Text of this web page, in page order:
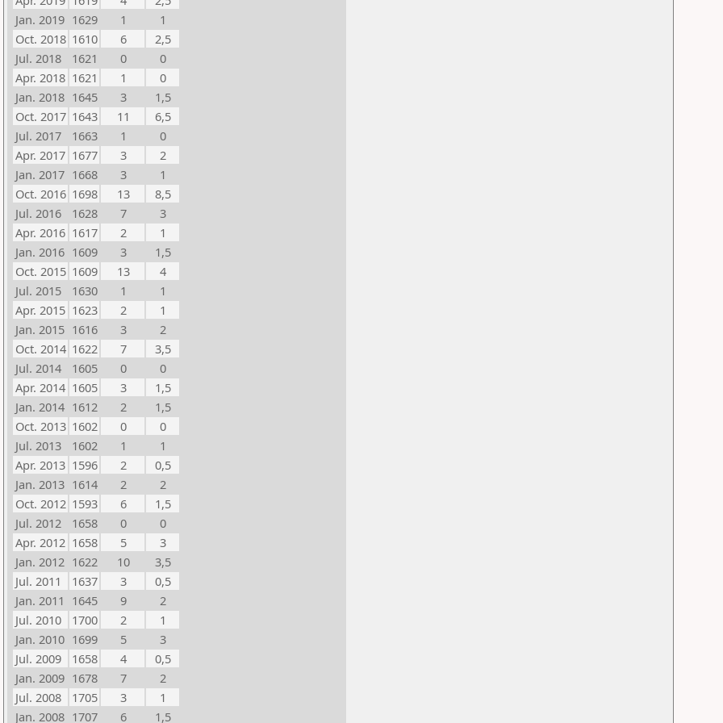
Jan. 2019 1629 1
1
Oct. 2018 1610 6
2,5
Jul. 2018
1621 0
0
Apr. 2018 1621 1
0
Jan. 2018 1645 3
1,5
Oct. 2017 1643 11
6,5
Jul. 2017
1663 1
0
Apr. 2017 1677 3
2
Jan. 2017 1668 3
1
Oct. 2016 1698 13
8,5
Jul. 2016
1628 7
3
Apr. 2016 1617 2
1
Jan. 2016 1609 3
1,5
Oct. 2015 1609 13
4
Jul. 2015
1630 1
1
Apr. 2015 1623 2
1
Jan. 2015 1616 3
2
Oct. 2014 1622 7
3,5
Jul. 2014
1605 0
0
Apr. 2014 1605 3
1,5
Jan. 2014 1612 2
1,5
Oct. 2013 1602 0
0
Jul. 2013
1602 1
1
Apr. 2013 1596 2
0,5
Jan. 2013 1614 2
2
Oct. 2012 1593 6
1,5
Jul. 2012
1658 0
0
Apr. 2012 1658 5
3
Jan. 2012 1622 10
3,5
Jul. 2011
1637 3
0,5
Jan. 2011 1645 9
2
Jul. 2010
1700 2
1
Jan. 2010 1699 5
3
Jul. 2009
1658 4
0,5
Jan. 2009 1678 7
2
Jul. 2008
1705 3
1
Jan. 2008 1707 6 1,5